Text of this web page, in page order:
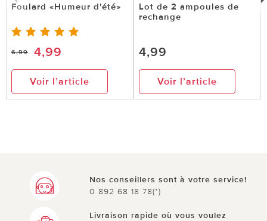
Foulard «Humeur d'été»
6,99 4,99
Voir l’article
Lot de 2 ampoules de
rechange
4,99
Voir l’article
Nos conseillers sont à votre service!
0 892 68 18 78(*)
Livraison rapide où vous voulez